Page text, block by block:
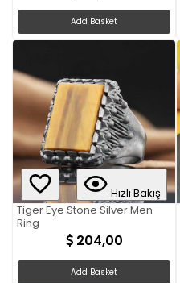
Add Basket
Hızlı Bakış
Tiger Eye Stone Silver Men
Ring
204,00
Add Basket